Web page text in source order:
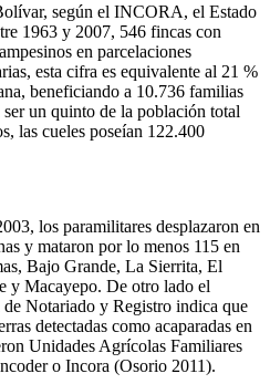
según el INCORA, el Estado
1963 y 2007, 546 fincas con
en parcelaciones
esta cifra es equivalente al 21 %
beneficiando a 10.736 familias
ser un quinto de la población total
las cueles poseían 122.400
los paramilitares desplazaron en
y mataron por lo menos 115 en
Bajo Grande, La Sierrita, El
y Macayepo. De otro lado el
Notariado y Registro indica que
detectadas como acaparadas en
Unidades Agrícolas Familiares
o Incora (Osorio 2011).